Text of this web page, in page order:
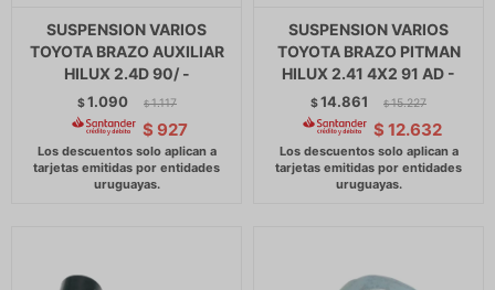
SUSPENSION VARIOS
TOYOTA BRAZO AUXILIAR
HILUX 2.4D 90/ -
$1.090 $ 1.117
$ 927
SUSPENSION VARIOS
TOYOTA BRAZO PITMAN
HILUX 2.41 4X2 91 AD -
$14.861 $ 15.227
$ 12.632